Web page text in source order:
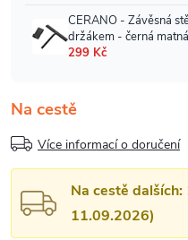
Na cestě
Více informací o doručení
Na cestě
11.09.2026)